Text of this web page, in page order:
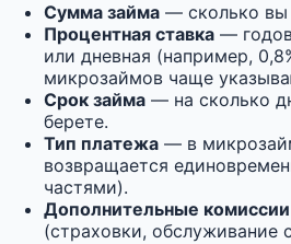
Сумма займа — сколько вы
Процентная ставка —
или дневная (например,
микрозаймов чаще
Срок займа — на сколько
берете.
Тип платежа — в
возвращается
частями).
Дополнительные комиссии
(страховки, обслуживание